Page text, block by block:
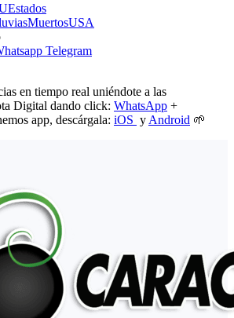
Estados
MuertosUSA
Telegram
en tiempo real uniéndote a las
Digital dando click: WhatsApp +
app, descárgala: iOS y Android 🌱